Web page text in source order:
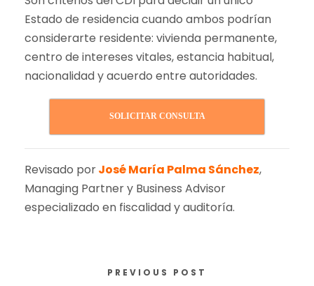
Estado de residencia cuando ambos podrían
considerarte residente: vivienda permanente,
centro de intereses vitales, estancia habitual,
nacionalidad y acuerdo entre autoridades.
SOLICITAR CONSULTA
Revisado porJosé María Palma Sánchez,
Managing Partner y Business Advisor
especializado en fiscalidad y auditoría.
PREVIOUS POST